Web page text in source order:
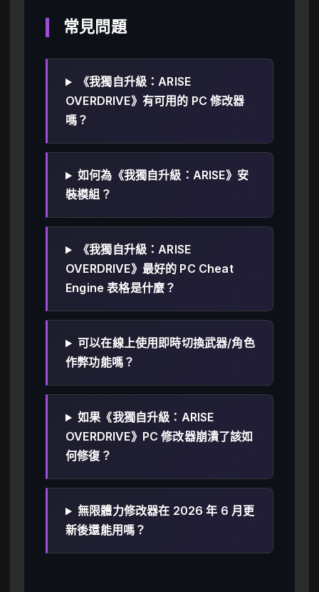
常見問題
《我獨自升級：ARISE
OVERDRIVE》有可用的 PC 修改器
嗎？
如何為《我獨自升級：ARISE》安
裝模組？
《我獨自升級：ARISE
OVERDRIVE》最好的 PC Cheat
Engine 表格是什麼？
可以在線上使用即時切換武器/角色
作弊功能嗎？
如果《我獨自升級：ARISE
OVERDRIVE》PC 修改器崩潰了該如
何修復？
無限體力修改器在 2026 年 6 月更
新後還能用嗎？